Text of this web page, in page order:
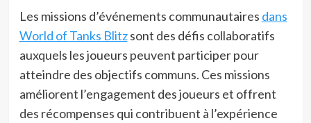
Les missions d’événements communautaires dans
World of Tanks Blitzsont des défis collaboratifs
auxquels les joueurs peuvent participer pour
atteindre des objectifs communs. Ces missions
améliorent l’engagement des joueurs et offrent
des récompenses qui contribuent à l’expérience